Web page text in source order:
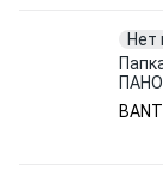
Нет